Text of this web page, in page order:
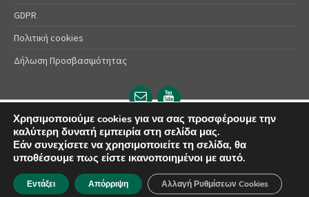
GDPR
Πολιτική cookies
Δήλωση Προσβασιμότητας
Email
url
YouTube
url
© 2025 Δήμος Αλεξάνδρειας | Powered byApogee
Χρησιμοποιούμε cookies για να σας προσφέρουμε την
καλύτερη δυνατή εμπειρία στη σελίδα μας.
Εάν συνεχίσετε να χρησιμοποιείτε τη σελίδα, θα
υποθέσουμε πως είστε ικανοποιημένοι με αυτό.
Εντάξει Απόρριψη Αλλαγή Ρυθμίσεων Cookies